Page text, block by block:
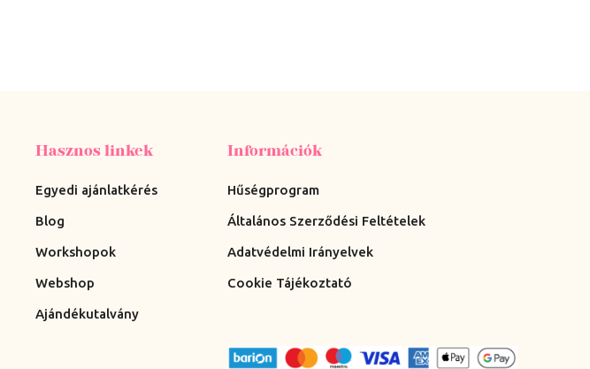
Hasznos linkek
Egyedi ajánlatkérés
Blog
Workshopok
Webshop
Ajándékutalvány
Információk
Hűségprogram
Általános Szerződési Feltételek
Adatvédelmi Irányelvek
Cookie Tájékoztató